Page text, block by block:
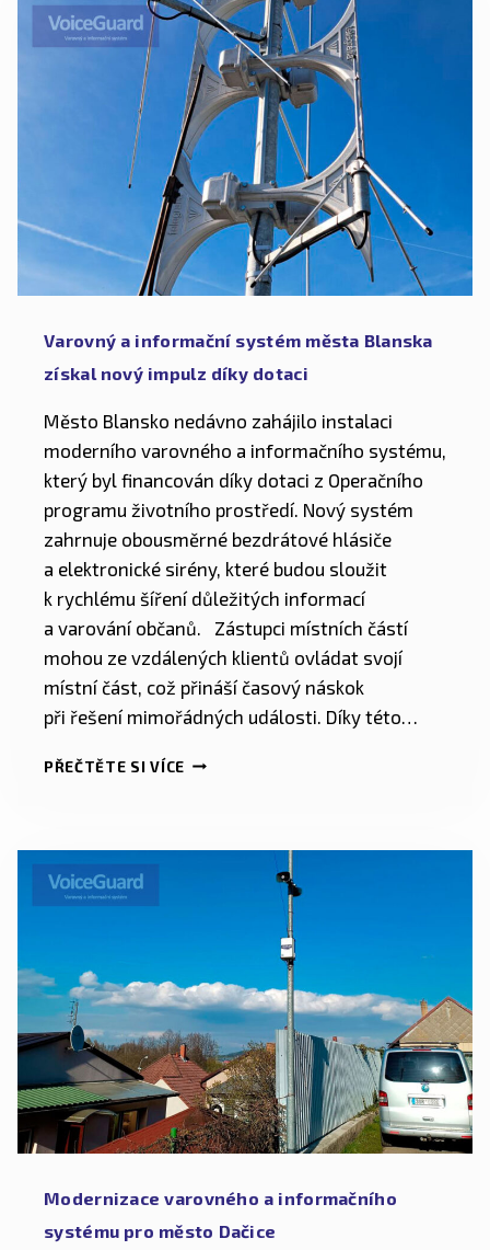
Varovný a informační systém města Blanska
získal nový impulz díky dotaci
Město Blansko nedávno zahájilo instalaci
moderního varovného a informačního systému,
který byl financován díky dotaci z Operačního
programu životního prostředí. Nový systém
zahrnuje obousměrné bezdrátové hlásiče
a elektronické sirény, které budou sloužit
k rychlému šíření důležitých informací
a varování občanů. Zástupci místních částí
mohou ze vzdálených klientů ovládat svojí
místní část, což přináší časový náskok
při řešení mimořádných události. Díky této…
PŘEČTĚTE SI VÍCE
Modernizace varovného a informačního
systému pro město Dačice